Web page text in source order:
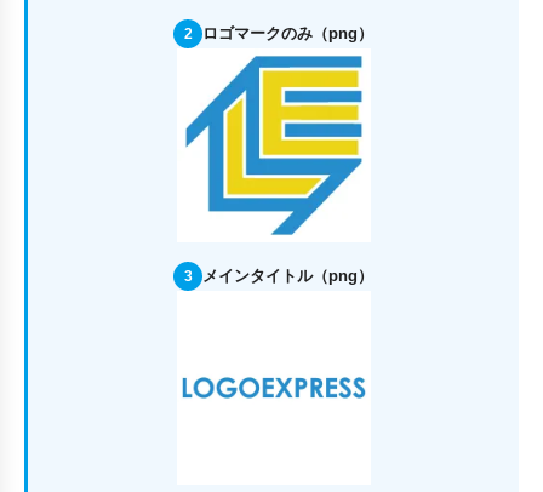
2 ロゴマークのみ（png）
3 メインタイトル（png）